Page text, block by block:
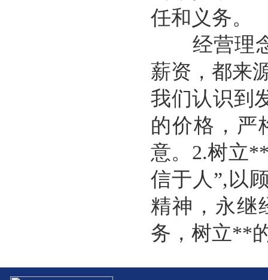
任和义务。
经营理念
薪资，都来
我们认识到
的价格，严
意。2.树立
信于人”,以
精神，永继
务，树立**